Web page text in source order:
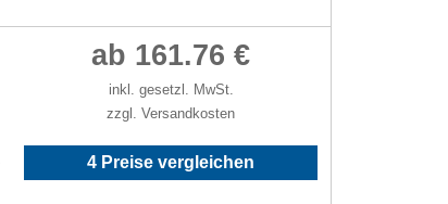
ab 161.76 €
inkl. gesetzl. MwSt.
zzgl. Versandkosten
4 Preise vergleichen